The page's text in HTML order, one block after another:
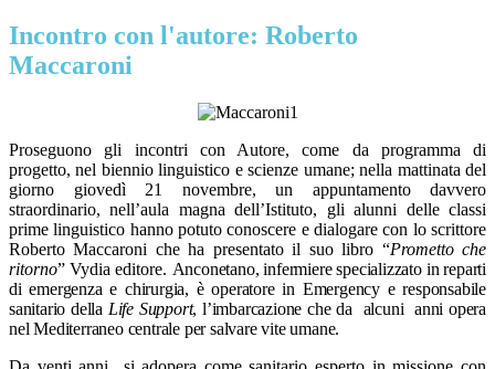
Incontro con l'autore: Roberto
Maccaroni
Proseguono gli incontri con Autore, come da programma di
progetto, nel biennio linguistico e scienze umane; nella mattinata del
giorno giovedì 21 novembre, un appuntamento davvero
straordinario, nell’aula magna dell’Istituto, gli alunni delle classi
prime linguistico hanno potuto conoscere e dialogare con lo scrittore
Roberto Maccaroni che ha presentato il suo libro “Prometto che
ritorno” Vydia editore. Anconetano, infermiere specializzato in reparti
di emergenza e chirurgia, è operatore in Emergency e responsabile
sanitario della Life Support, l’imbarcazione che da alcuni anni opera
nel Mediterraneo centrale per salvare vite umane.